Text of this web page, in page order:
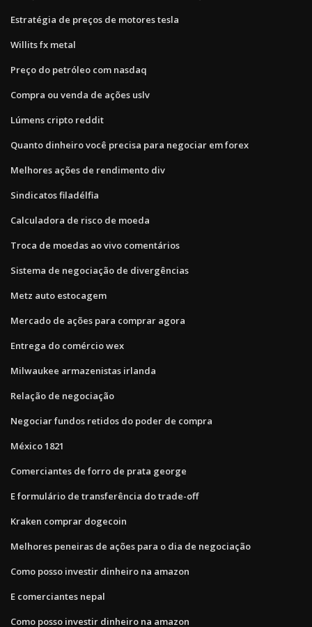
Estratégia de preços de motores tesla
Willits fx metal
Preço do petróleo com nasdaq
Compra ou venda de ações uslv
Lúmens cripto reddit
Quanto dinheiro você precisa para negociar em forex
Melhores ações de rendimento div
Sindicatos filadélfia
Calculadora de risco de moeda
Troca de moedas ao vivo comentários
Sistema de negociação de divergências
Metz auto estocagem
Mercado de ações para comprar agora
Entrega do comércio wex
Milwaukee armazenistas irlanda
Relação de negociação
Negociar fundos retidos do poder de compra
México 1821
Comerciantes de forro de prata george
E formulário de transferência do trade-off
Kraken comprar dogecoin
Melhores peneiras de ações para o dia de negociação
Como posso investir dinheiro na amazon
E comerciantes nepal
Como posso investir dinheiro na amazon